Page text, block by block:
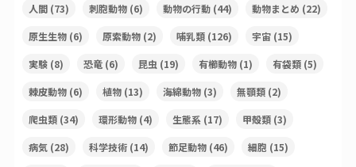
人間(73) 刺胞動物(6) 動物の行動(44) 動物まとめ (22)
原生生物(6) 原索動物(2) 哺乳類(126) 宇宙(15)
実験(8) 恐竜(6) 昆虫 (19) 有櫛動物(1) 有袋類(5)
棘皮動物(6) 植物(13) 海綿動物(3) 無顎類(2)
爬虫類(34) 環形動物(4) 生態系(17) 甲殻類(3)
病気(28) 科学技術(14) 節足動物(46) 細胞 (15)